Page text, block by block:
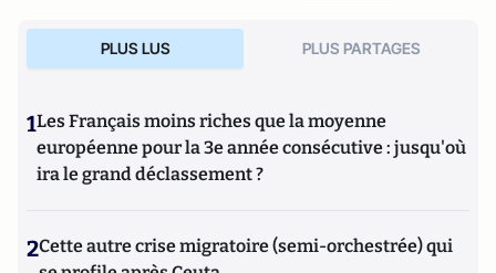
PLUS LUS PLUS PARTAGES
1Les Français moins riches que la moyenne
européenne pour la 3e année consécutive : jusqu'où
ira le grand déclassement ?
2Cette autre crise migratoire (semi-orchestrée) qui